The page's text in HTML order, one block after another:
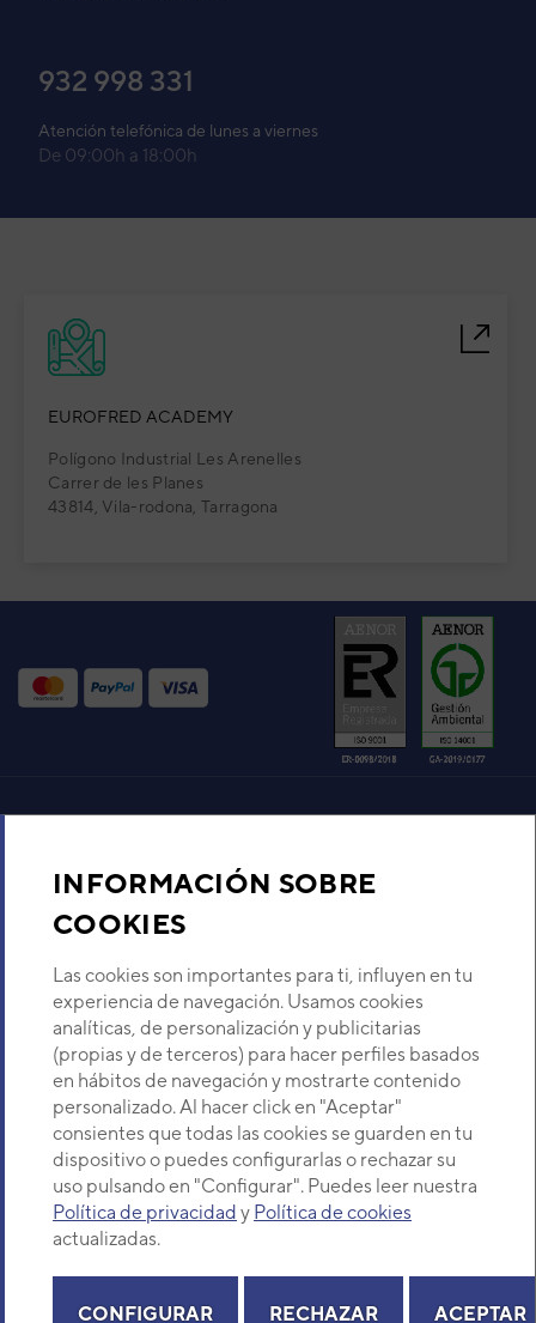
INFORMACIÓN SOBRE
COOKIES
Las cookies son importantes para ti, influyen en tu
experiencia de navegación. Usamos cookies
analíticas, de personalización y publicitarias
(propias y de terceros) para hacer perfiles basados
en hábitos de navegación y mostrarte contenido
personalizado. Al hacer click en "Aceptar"
consientes que todas las cookies se guarden en tu
dispositivo o puedes configurarlas o rechazar su
uso pulsando en "Configurar". Puedes leer nuestra
Política de privacidad y Política de cookies
actualizadas.
CONFIGURAR RECHAZAR ACEPTAR
932 998 331
Atención telefónica de lunes a viernes
De 09:00h a 18:00h
EUROFRED ACADEMY
Polígono Industrial Les Arenelles
Carrer de les Planes
43814, Vila-rodona, Tarragona
Sobre Nosotros
Descubre Eurofred
Dónde Estamos
¿Buscas un servicio técnico?
Selecciona provincia
Provincia